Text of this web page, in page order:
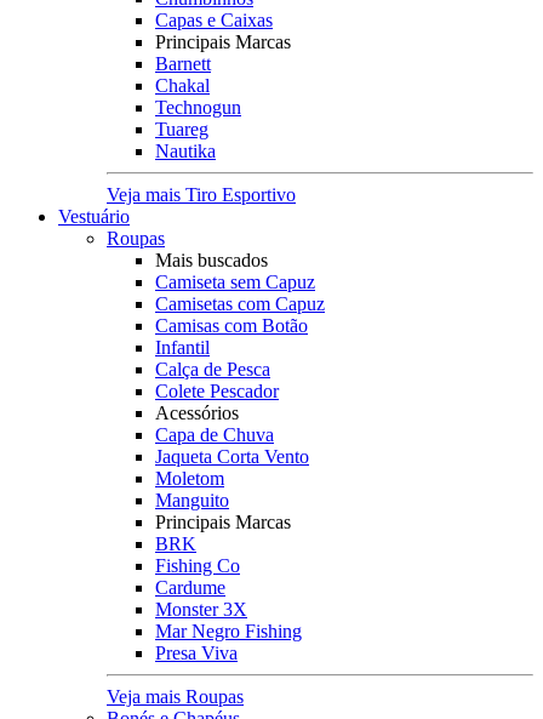
Capas e Caixas
Principais Marcas
Barnett
Chakal
Technogun
Tuareg
Nautika
Veja mais Tiro Esportivo
Vestuário
Roupas
Mais buscados
Camiseta sem Capuz
Camisetas com Capuz
Camisas com Botão
Infantil
Calça de Pesca
Colete Pescador
Acessórios
Capa de Chuva
Jaqueta Corta Vento
Moletom
Manguito
Principais Marcas
BRK
Fishing Co
Cardume
Monster 3X
Mar Negro Fishing
Presa Viva
Veja mais Roupas